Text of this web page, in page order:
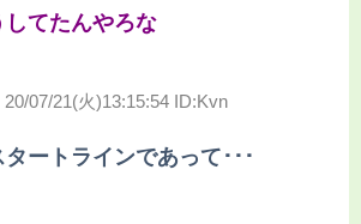
てたんやろな
20/07/21(火)13:15:54 ID:Kvn
ートラインであって･･･